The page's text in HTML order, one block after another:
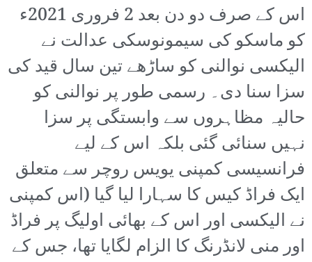
اس کے صرف دو دن بعد 2 فروری 2021ء
کو ماسکو کی سیمونوسکی عدالت نے
الیکسی نوالنی کو ساڑھے تین سال قید کی
سزا سنا دی۔ رسمی طور پر نوالنی کو
حالیہ مظاہروں سے وابستگی پر سزا
نہیں سنائی گئی بلکہ اس کے لیے
فرانسیسی کمپنی یویس روچر سے متعلق
ایک فراڈ کیس کا سہارا لیا گیا (اس کمپنی
نے الیکسی اور اس کے بھائی اولیگ پر فراڈ
اور منی لانڈرنگ کا الزام لگایا تھا، جس کے